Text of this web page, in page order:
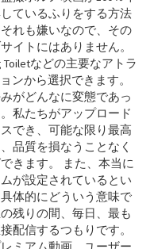
ているふりをする方法
れも嫌いなので、その
イトにはありません。
Toiletなどの主要なアトラ
ンから選択できます。
がどんなに変態であっ
私たちがアップロード
でき、可能な限り最高
品質を損なうことなく
きます。 また、本当に
が設定されているとい
体的にどういう意味で
残りの間、毎日、最も
配信するつもりです。